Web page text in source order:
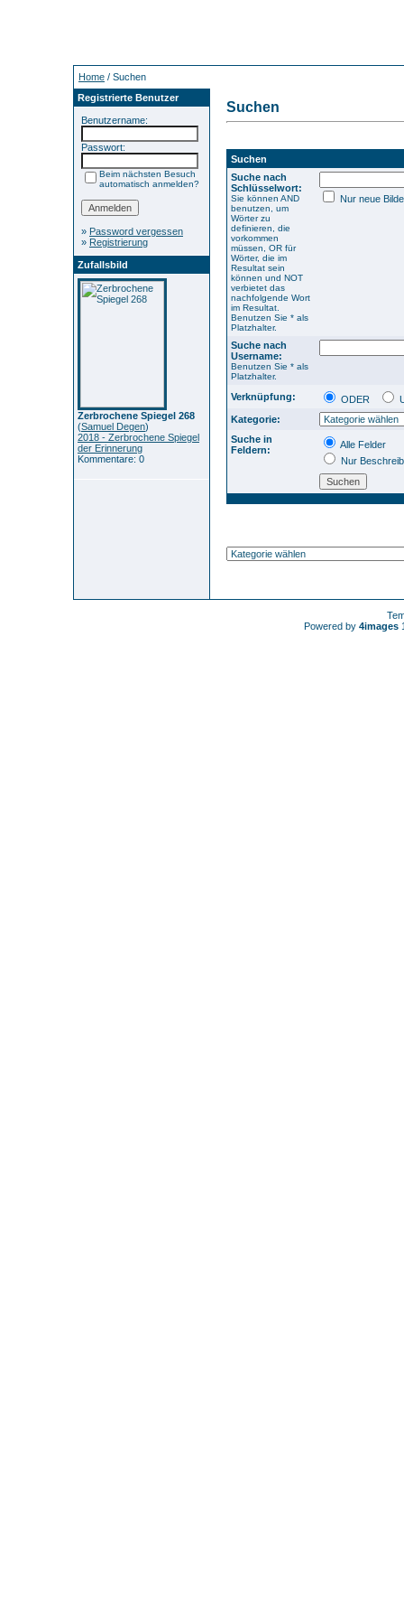
Home / Suchen
Registrierte Benutzer
Benutzername:
Passwort:
Beim nächsten Besuch
automatisch anmelden?
» Password vergessen
» Registrierung
Zufallsbild
Zerbrochene Spiegel 268
(Samuel Degen)
2018 - Zerbrochene Spiegel
der Erinnerung
Kommentare: 0
Suchen
Suchen
Suche nach
Schlüsselwort:
Sie können AND
benutzen, um
Wörter zu
definieren, die
vorkommen
müssen, OR für
Wörter, die im
Resultat sein
können und NOT
verbietet das
nachfolgende Wort
im Resultat.
Benutzen Sie * als
Platzhalter.
Nur neue
Suche nach
Username:
Benutzen Sie * als
Platzhalter.
Verknüpfung: ODER
Kategorie:
Suche in
Feldern:
Alle Felder
Nur
Powered by 4images